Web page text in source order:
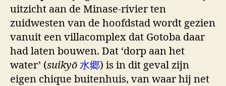
uitzicht aan de Minase-rivier ten
zuidwesten van de hoofdstad wordt gezien
vanuit een villacomplex dat Gotoba daar
had laten bouwen. Dat ‘dorp aan het
water’ (suikyō 水郷) is in dit geval zijn
eigen chique buitenhuis, van waar hij net